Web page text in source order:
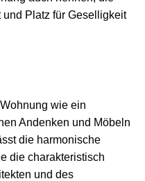
Platz für Geselligkeit
wie ein
Andenken und Möbeln
die harmonische
die charakteristisch
und des